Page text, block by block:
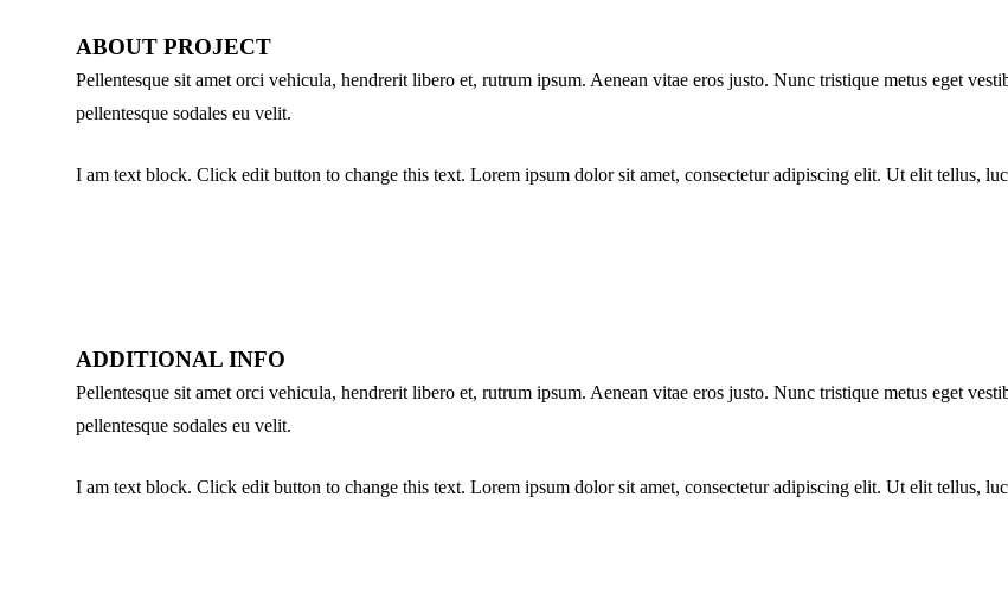
ABOUT PROJECT
Pellentesque sit amet orci vehicula, hendrerit libero et, rutrum ipsum. Aenean vitae eros justo. Nunc tristique metus eget
pellentesque sodales eu velit.
I am text block. Click edit button to change this text. Lorem ipsum dolor sit amet, consectetur adipiscing elit. Ut elit tellus,
ADDITIONAL INFO
Pellentesque sit amet orci vehicula, hendrerit libero et, rutrum ipsum. Aenean vitae eros justo. Nunc tristique metus eget
pellentesque sodales eu velit.
I am text block. Click edit button to change this text. Lorem ipsum dolor sit amet, consectetur adipiscing elit. Ut elit tellus,